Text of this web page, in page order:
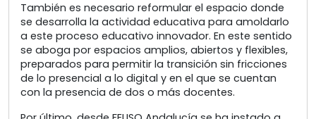
También es necesario reformular el espacio donde
se desarrolla la actividad educativa para amoldarlo
a este proceso educativo innovador. En este sentido
se aboga por espacios amplios, abiertos y flexibles,
preparados para permitir la transición sin fricciones
de lo presencial a lo digital y en el que se cuentan
con la presencia de dos o más docentes.